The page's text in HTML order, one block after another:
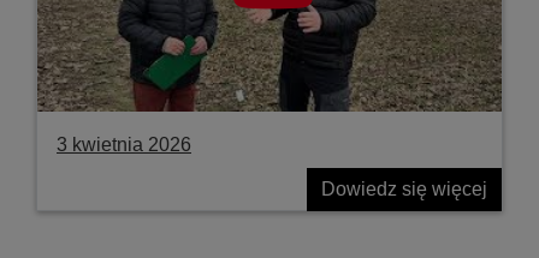
3 kwietnia 2026
Dowiedz się więcej